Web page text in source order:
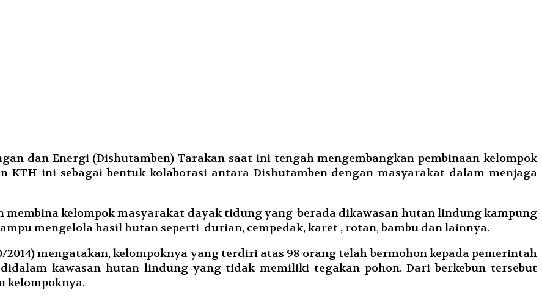
dan Energi (Dishutamben) Tarakan saat ini tengah mengembangkan pembinaan kelompok
KTH ini sebagai bentuk kolaborasi antara Dishutamben dengan masyarakat dalam menjaga
kelompok masyarakat dayak tidung yang berada dikawasan hutan lindung kampung
mengelola hasil hutan seperti durian, cempedak, karet , rotan, bambu dan lainnya.
2014) mengatakan, kelompoknya yang terdiri atas 98 orang telah bermohon kepada pemerintah
kawasan hutan lindung yang tidak memiliki tegakan pohon. Dari berkebun tersebut
kelompoknya.